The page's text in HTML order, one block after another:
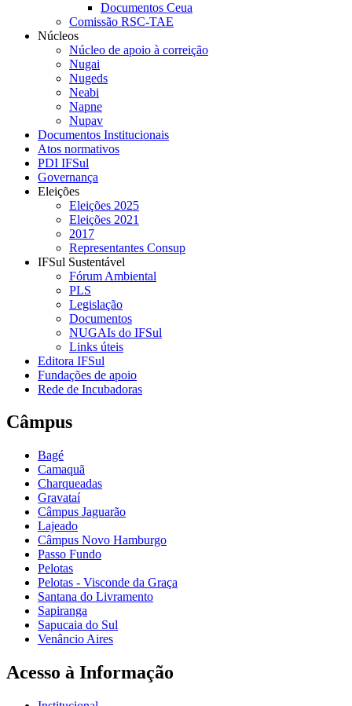
Documentos Ceua
Comissão RSC-TAE
Núcleos
Núcleo de apoio à correição
Nugai
Nugeds
Neabi
Napne
Nupav
Documentos Institucionais
Atos normativos
PDI IFSul
Governança
Eleições
Eleições 2025
Eleições 2021
2017
Representantes Consup
IFSul Sustentável
Fórum Ambiental
PLS
Legislação
Documentos
NUGAIs do IFSul
Links úteis
Editora IFSul
Fundações de apoio
Rede de Incubadoras
Câmpus
Bagé
Camaquã
Charqueadas
Gravataí
Câmpus Jaguarão
Lajeado
Câmpus Novo Hamburgo
Passo Fundo
Pelotas
Pelotas - Visconde da Graça
Santana do Livramento
Sapiranga
Sapucaia do Sul
Venâncio Aires
Acesso à Informação